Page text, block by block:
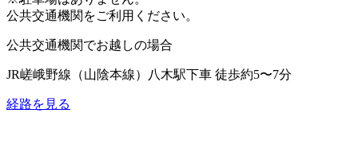
公共交通機関をご利用ください。
公共交通機関でお越しの場合
JR嵯峨野線（山陰本線） 八木駅下車 徒歩約5〜7分
経路を見る